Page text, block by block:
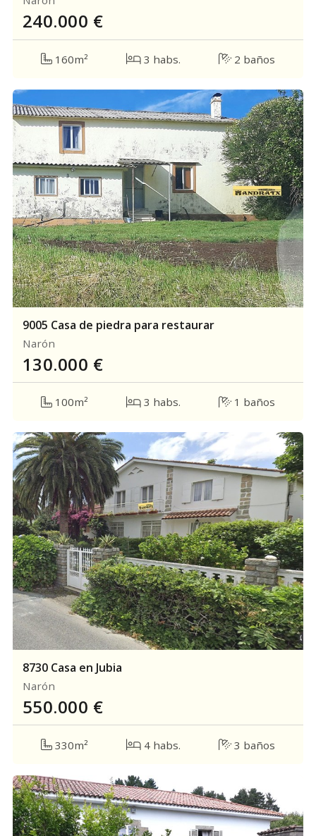
240.000 €
160m² 3 habs. 2 baños
9005 Casa de piedra para restaurar
130.000 €
100m² 3 habs. 1 baños
Narón
8730 Casa en Jubia
550.000 €
330m² 4 habs. 3 baños
Narón